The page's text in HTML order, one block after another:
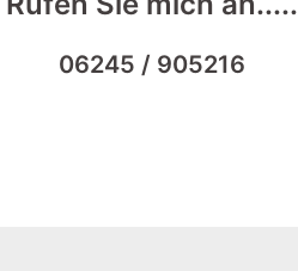
06245 / 905216